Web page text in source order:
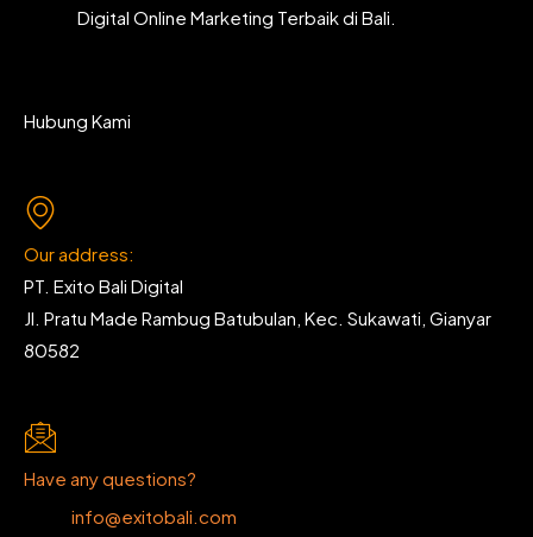
Digital Online Marketing Terbaik di Bali.
Hubung Kami
Our address:
PT. Exito Bali Digital
Jl. Pratu Made Rambug Batubulan, Kec. Sukawati, Gianyar
80582
Have any questions?
info@exitobali.com